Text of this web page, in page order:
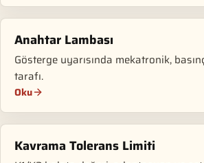
Anahtar Lambası
Gösterge uyarısında mekatronik,
tarafı.
Oku
Kavrama Tolerans Limiti